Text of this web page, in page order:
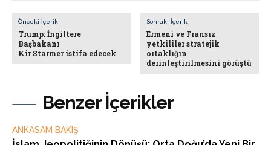
Benzer İçerikler
ANKASAM BAKIŞ
Önceki İçerik
Trump: İngiltere
Başbakanı
Kir Starmer istifa edecek
Sonraki İçerik
Ermeni ve Fransız
yetkililer stratejik
ortaklığın
derinleştirilmesini görüştü